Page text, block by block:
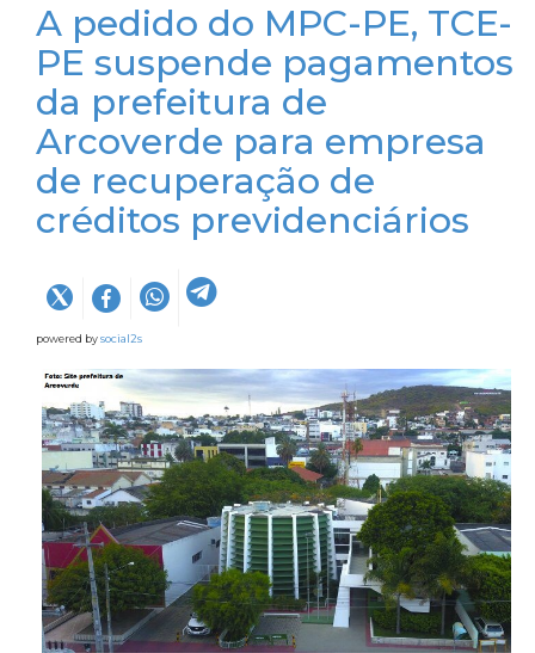
A pedido do MPC-PE, TCE-
PE suspende pagamentos
da prefeitura de
Arcoverde para empresa
de recuperação de
créditos previdenciários
powered bysocial2s